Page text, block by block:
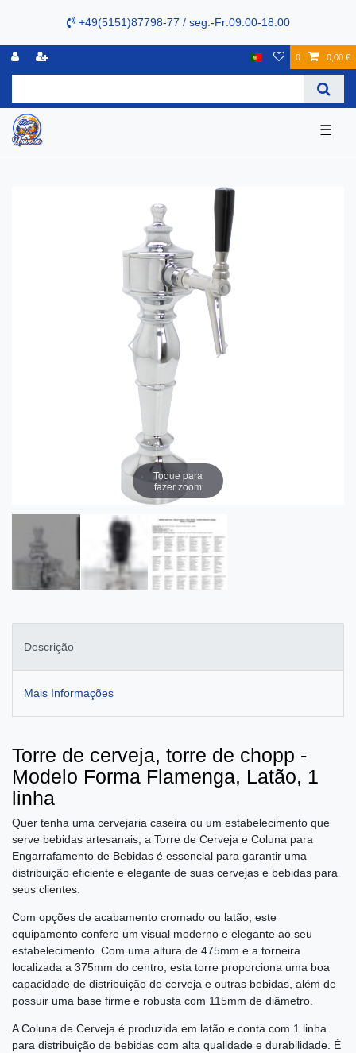
+49(5151)87798-77 / seg.-Fr:09:00-18:00
0 0,00 €
☰
Toque para
fazer zoom
Descrição
Mais Informações
Torre de cerveja, torre de chopp -
Modelo Forma Flamenga, Latão, 1
linha
Quer tenha uma cervejaria caseira ou um estabelecimento que
serve bebidas artesanais, a Torre de Cerveja e Coluna para
Engarrafamento de Bebidas é essencial para garantir uma
distribuição eficiente e elegante de suas cervejas e bebidas para
seus clientes.
Com opções de acabamento cromado ou latão, este
equipamento confere um visual moderno e elegante ao seu
estabelecimento. Com uma altura de 475mm e a torneira
localizada a 375mm do centro, esta torre proporciona uma boa
capacidade de distribuição de cerveja e outras bebidas, além de
possuir uma base firme e robusta com 115mm de diâmetro.
A Coluna de Cerveja é produzida em latão e conta com 1 linha
para distribuição de bebidas com alta qualidade e durabilidade. É